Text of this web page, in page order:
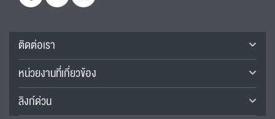
ติดต่อเรา
หน่วยงานที่เกี่ยวข้อง
ลิงก์ด่วน